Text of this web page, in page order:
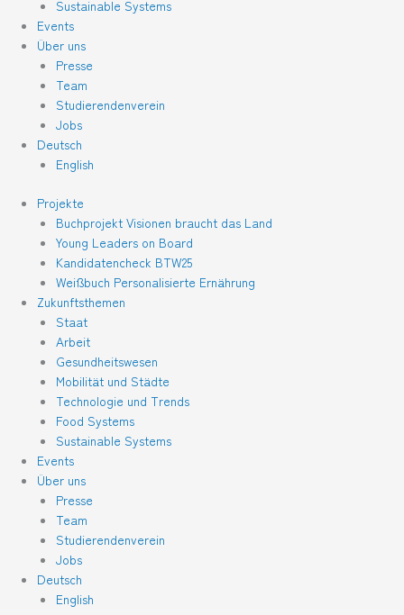
Sustainable Systems
Events
Über uns
Presse
Team
Studierendenverein
Jobs
Deutsch
English
Projekte
Buchprojekt Visionen braucht das Land
Young Leaders on Board
Kandidatencheck BTW25
Weißbuch Personalisierte Ernährung
Zukunftsthemen
Staat
Arbeit
Gesundheitswesen
Mobilität und Städte
Technologie und Trends
Food Systems
Sustainable Systems
Events
Über uns
Presse
Team
Studierendenverein
Jobs
Deutsch
English